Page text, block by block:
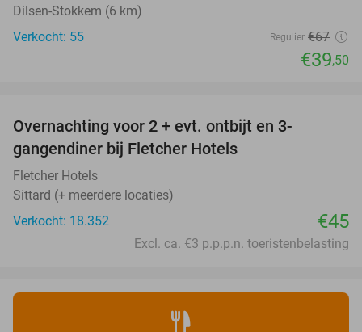
Dilsen-Stokkem (6 km)
Verkocht: 55
Regulier €67
€39,50
Overnachting voor 2 + evt. ontbijt en 3-
gangendiner bij Fletcher Hotels
Fletcher Hotels
Sittard (+ meerdere locaties)
Verkocht: 18.352
€45
Excl. ca. €3 p.p.p.n. toeristenbelasting